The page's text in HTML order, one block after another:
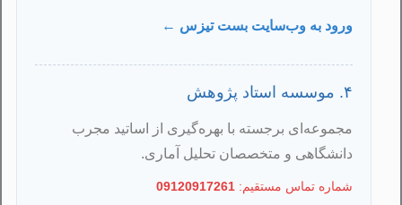
ورود به وب‌سایت بست تیزس ←
۴. موسسه استاد پژوهش
مجموعه‌ای برجسته با بهره‌گیری از اساتید مجرب
دانشگاهی و متخصصان تحلیل آماری.
شماره تماس مستقیم: 09120917261